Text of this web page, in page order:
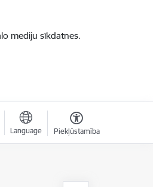
mediju sīkdatnes.
Language Piekļūstamība